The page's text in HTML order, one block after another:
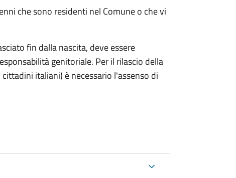
che sono residenti nel Comune o che vi
fin dalla nascita, deve essere
genitoriale. Per il rilascio della
italiani) è necessario l'assenso di